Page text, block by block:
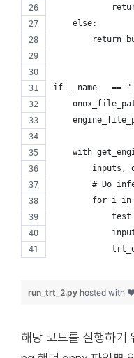
    else:
return
if __name__ ==
with
inputs,
# Do
for i in
test
run_trt_2.py hosted with
해당 코드를 실행하